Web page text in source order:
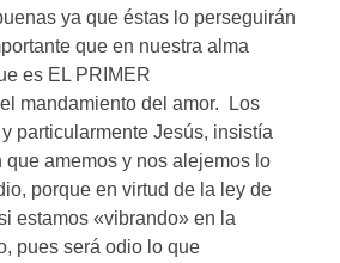
ya que éstas lo perseguirán
que en nuestra alma
es EL PRIMER
mandamiento del amor. Los
particularmente Jesús, insistía
que amemos y nos alejemos lo
porque en virtud de la ley de
estamos «vibrando» en la
pues será odio lo que